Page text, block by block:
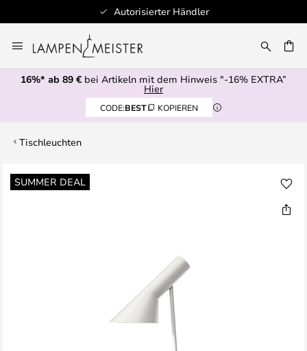
Autorisierter Händler
Inhalt
springen
16%* ab 89 € bei Artikeln mit dem Hinweis "-16% EXTRA”
Hier
CODE:BEST KOPIEREN
Tischleuchten
SUMMER DEAL
Zum
Ende